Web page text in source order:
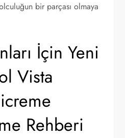
bir parçası olmaya
İçin Yeni
Vista
Rehberi